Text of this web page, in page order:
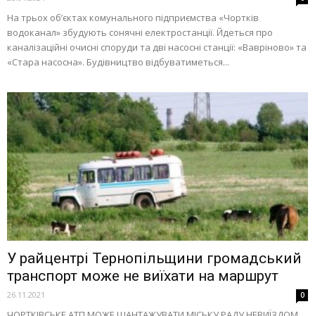
На трьох об’єктах комунального підприємства «Чортків
водоканал» збудують сонячні електростанції. Йдеться про
каналізаційні очисні споруди та дві насосні станції: «Вавріново» та
«Стара насосна». Будівництво відбуватиметься...
У райцентрі Тернопільщини громадський
транспорт може не виїхати на маршрут
26.11.2021 0